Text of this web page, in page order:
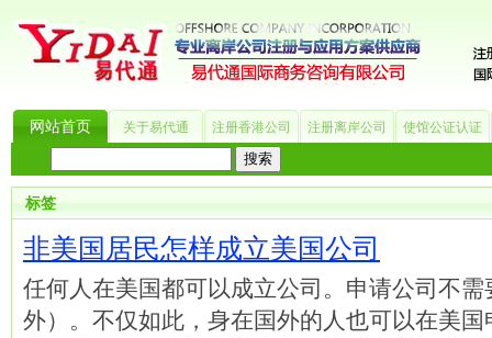
网站首页 关于易代通 注册香港公司 注册离岸公司 使馆公证认证
热门搜索：_? 美国公司 BVI公司 英国公司 银行开户 香港公司 商标注册
标签
非美国居民怎样成立美国公司
任何人在美国都可以成立公司。申请公司不
外）。不仅如此，身在国外的人也可以在美